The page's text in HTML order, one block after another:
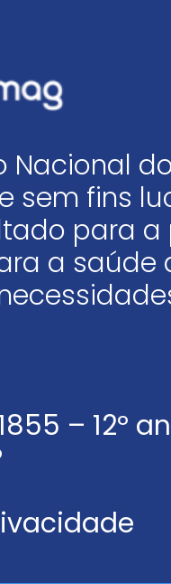
Nacional
sem fins
para
a saúde
– 12º